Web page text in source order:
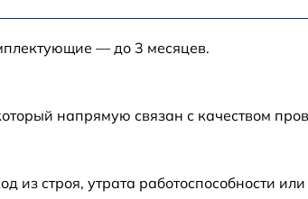
от 80 мин
— до 3 месяцев.
напрямую связан с качеством
строя, утрата работоспособности